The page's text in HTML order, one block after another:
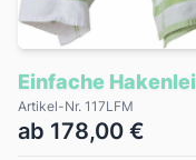
Einfache
Artikel-Nr. 117LFM
ab 178,00 €